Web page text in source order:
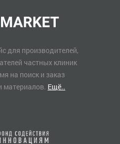
для производителей,
частных клиник
на поиск и заказ
материалов. Ещё..